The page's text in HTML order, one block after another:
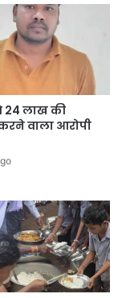
रहा है।
24 लाख की
वाला आरोपी